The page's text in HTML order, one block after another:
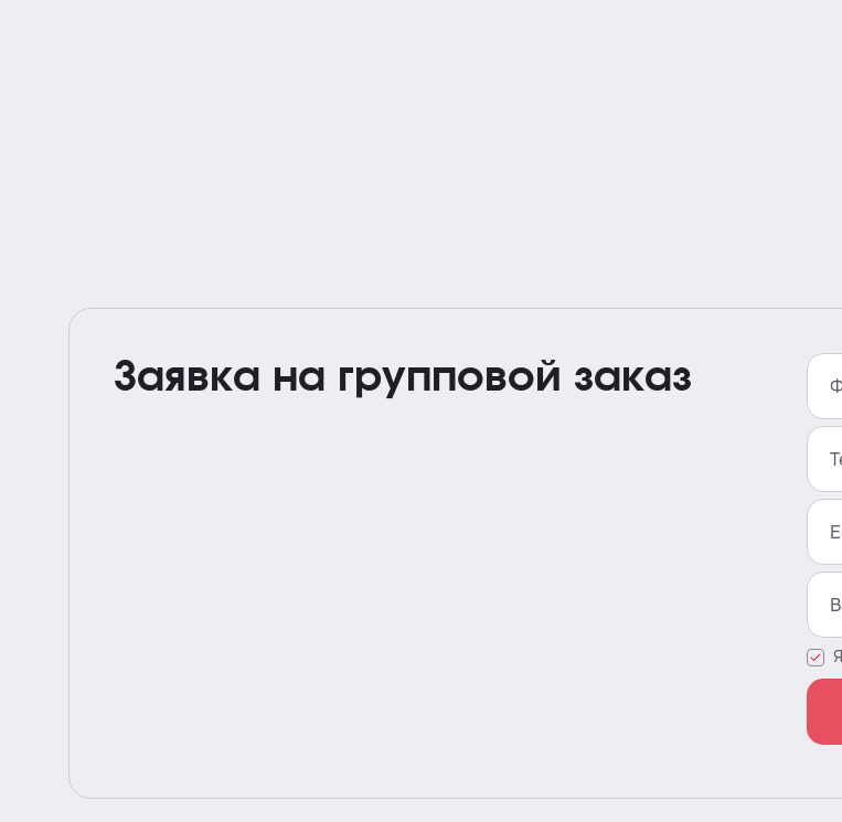
Заявка на групповой заказ